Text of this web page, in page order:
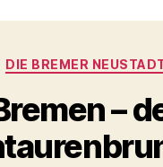
DIE BREMER
–